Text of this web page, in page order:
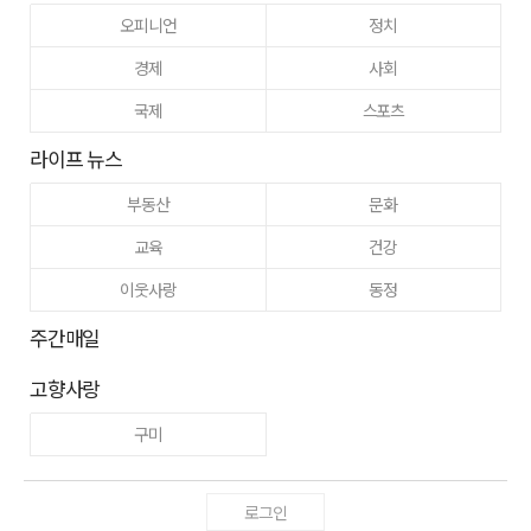
오피니언
정치
경제
사회
국제
스포츠
라이프 뉴스
부동산
문화
교육
건강
이웃사랑
동정
주간매일
고향사랑
구미
로그인